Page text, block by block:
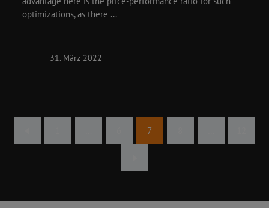
optimizations, as there ...
31. März 2022
7